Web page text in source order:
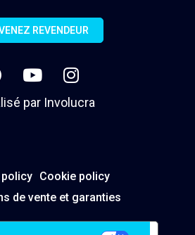
REVENDEUR
par Involucra
policy Cookie policy
de vente et garanties